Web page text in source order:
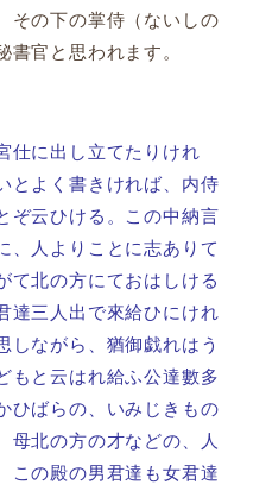
その下の掌侍（ないしの
書官と思われます。
仕に出し立てたりけれ
とよく書きければ、内侍
ぞ云ひける。この中納言
、人よりことに志ありて
て北の方にておはしける
達三人出で來給ひにけれ
しながら、猶御戯れはう
もと云はれ給ふ公達數多
ひばらの、いみじきもの
母北の方の才などの、人
この殿の男君達も女君達